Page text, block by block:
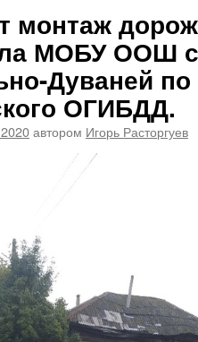
монтаж
МОБУ ООШ
Дуваней
ОГИБДД.
автором Игорь Расторгуев